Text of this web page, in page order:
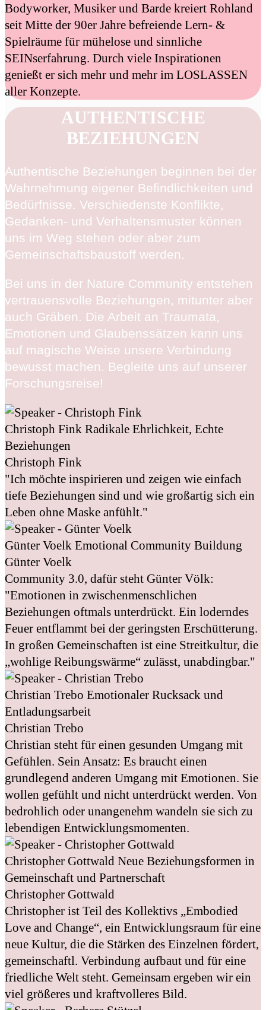
Bodyworker, Musiker und Barde kreiert Rohland
seit Mitte der 90er Jahre befreiende Lern- &
Spielräume für mühelose und sinnliche
SEINserfahrung. Durch viele Inspirationen
genießt er sich mehr und mehr im LOSLASSEN
aller Konzepte.
AUTHENTISCHE
BEZIEHUNGEN
Authentische Beziehungen beginnen bei der
Wahrnehmung eigener Befindlichkeiten und
Bedürfnisse. Verschiedenste Konflikte,
Gedanken- und Verhaltensmuster können
uns im Weg stehen oder aber zum
Gemeinschaftsbaustoff werden.
Bei uns in der Nature Community entstehen
vertrauensvolle Beziehungen, mitunter aber
auch Gräben. Die Arbeit an Traumata,
Emotionen und Glaubenssätzen kann uns
auf magische Weise unsere Verbindung
bewusst machen. Begleite uns auf unserer
Forschungsreise!
Christoph Fink Radikale Ehrlichkeit, Echte
Beziehungen
Christoph Fink
"Ich möchte inspirieren und zeigen wie einfach
tiefe Beziehungen sind und wie großartig sich ein
Leben ohne Maske anfühlt."
Günter Voelk Emotional Community Buildung
Günter Voelk
Community 3.0, dafür steht Günter Völk:
"Emotionen in zwischenmenschlichen
Beziehungen oftmals unterdrückt. Ein loderndes
Feuer entflammt bei der geringsten Erschütterung.
In großen Gemeinschaften ist eine Streitkultur, die
„wohlige Reibungswärme“ zulässt, unabdingbar."
Christian Trebo Emotionaler Rucksack und
Entladungsarbeit
Christian Trebo
Christian steht für einen gesunden Umgang mit
Gefühlen. Sein Ansatz: Es braucht einen
grundlegend anderen Umgang mit Emotionen. Sie
wollen gefühlt und nicht unterdrückt werden. Von
bedrohlich oder unangenehm wandeln sie sich zu
lebendigen Entwicklungsmomenten.
Christopher Gottwald Neue Beziehungsformen in
Gemeinschaft und Partnerschaft
Christopher Gottwald
Christopher ist Teil des Kollektivs „Embodied
Love and Change“, ein Entwicklungsraum für eine
neue Kultur, die die Stärken des Einzelnen fördert,
gemeinschaftl. Verbindung aufbaut und für eine
friedliche Welt steht. Gemeinsam ergeben wir ein
viel größeres und kraftvolleres Bild.